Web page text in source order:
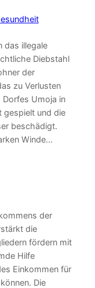
das illegale
Diebstahl
der
zu Verlusten
Umoja in
gespielt und die
beschädigt.
Winde…
der
die
fördern mit
Hilfe
Einkommen für
Die